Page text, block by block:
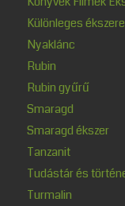
Különleges
Nyaklánc
Rubin
Rubin gyűrű
Smaragd
Smaragd ékszer
Tanzanit
Tudástár és
Turmalin